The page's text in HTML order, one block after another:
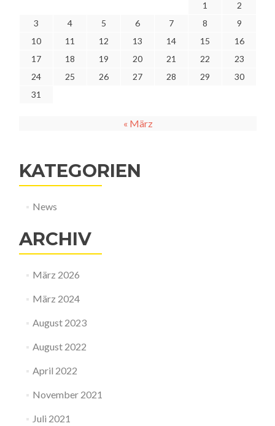
1
2
3
4 5 6 7 8
9
10
11 12 13 14 15
16
17
18 19 20 21 22
23
24
25 26 27 28 29
30
31
« März
KATEGORIEN
News
ARCHIV
März 2026
März 2024
August 2023
August 2022
April 2022
November 2021
Juli 2021